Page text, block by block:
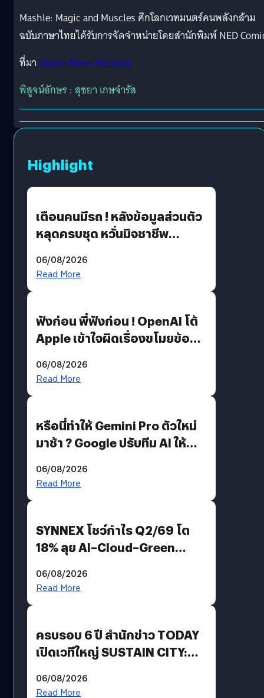
Mashle: Magic and Muscles ศึกโลกเวทมนตร์คนพลังกล้าม
ฉบับภาษาไทยได้รับการจัดจำหน่ายโดยสำนักพิมพ์ NED
ที่มาAnime News Network
พิสูจน์อักษร : สุชยา เกษจำรัส
Highlight
เตือนคนมีรถ ! หลังข้อมูลส่วนตัว
หลุดครบชุด หวั่นมิจชาชีพ
รหัสผ่านหลุด ไม่ใช่แฮ็กเกอร์
06/08/2026
Read More
ฟังก่อน พี่ฟังก่อน ! OpenAI โต้
Apple เข้าใจผิดเรื่องขโมยข้อมูล
06/08/2026
Read More
หรือนี่ทำให้ Gemini Pro ตัวใหม่
มาช้า ? Google ปรับทีม AI ให้
AGI
06/08/2026
Read More
SYNNEX โชว์กำไร Q2/69 โต
18% ลุย AI–Cloud–Green
Revenue เร่งเครื่อง New
06/08/2026
Read More
ครบรอบ 6 ปี สำนักข่าว TODAY
เปิดเวทีใหญ่ SUSTAIN CITY:
แนวทางปรับตัวสู่เศรษฐกิจสี
06/08/2026
Read More